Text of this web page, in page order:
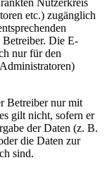
etc.) zugänglich
Die E-
nur für den
Betreiber nur mit
gilt nicht, sofern er
der Daten (z. B.
die Daten zur
sind.